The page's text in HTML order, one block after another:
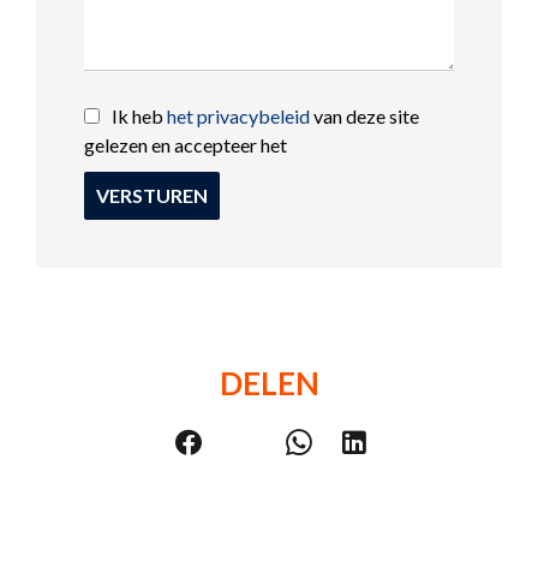
Ik heb het privacybeleidvan deze site
gelezen en accepteer het
VERSTUREN
DELEN